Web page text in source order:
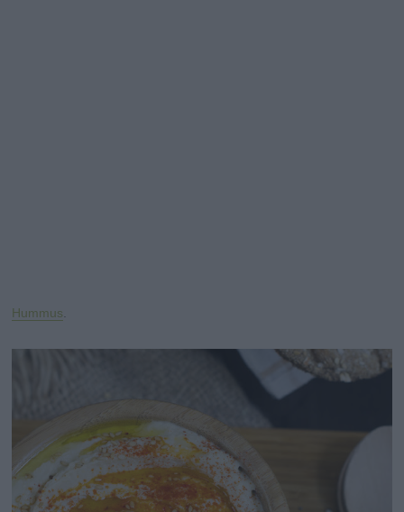
Hummus.